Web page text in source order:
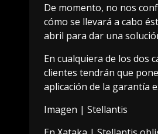
De momento, no nos
cómo se llevará a cabo
abril para dar una
En cualquiera de los dos
clientes tendrán que
aplicación de la garantía
Imagen | Stellantis